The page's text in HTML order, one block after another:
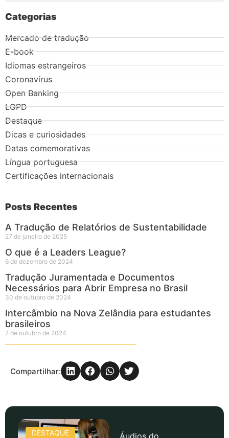
Categorias
Mercado de tradução
E-book
Idiomas estrangeiros
Coronavírus
Open Banking
LGPD
Destaque
Dicas e curiosidades
Datas comemorativas
Língua portuguesa
Certificações internacionais
Posts Recentes
A Tradução de Relatórios de Sustentabilidade
27 de janeiro de 2025
O que é a Leaders League?
6 de dezembro de 2024
Tradução Juramentada e Documentos
Necessários para Abrir Empresa no Brasil
30 de outubro de 2024
Intercâmbio na Nova Zelândia para estudantes
brasileiros
7 de outubro de 2024
Compartilhar:
DESTAQUE